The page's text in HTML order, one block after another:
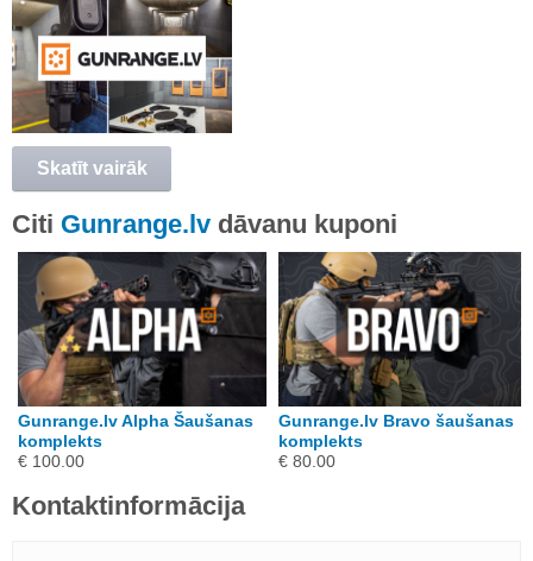
Skatīt vairāk
Citi Gunrange.lv dāvanu kuponi
Gunrange.lv Alpha Šaušanas
komplekts
€ 100.00
Gunrange.lv Bravo šaušanas
komplekts
€ 80.00
Kontaktinformācija